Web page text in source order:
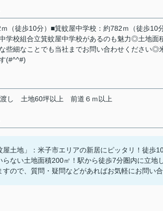
（徒歩10分）■箕蚊屋中学校：約782ｍ（徒歩
学校組合立箕蚊屋中学校があるのも魅力◎土地
些細なことでも当社までお問い合わせください
(#^^#)
し 土地60坪以上 前道６ｍ以上
屋土地」：米子市エリアの新居にピッタリ！徒歩
らない土地面積200㎡！駅から徒歩7分圏内に立
すので、質問・疑問などがあればお気軽にお問い